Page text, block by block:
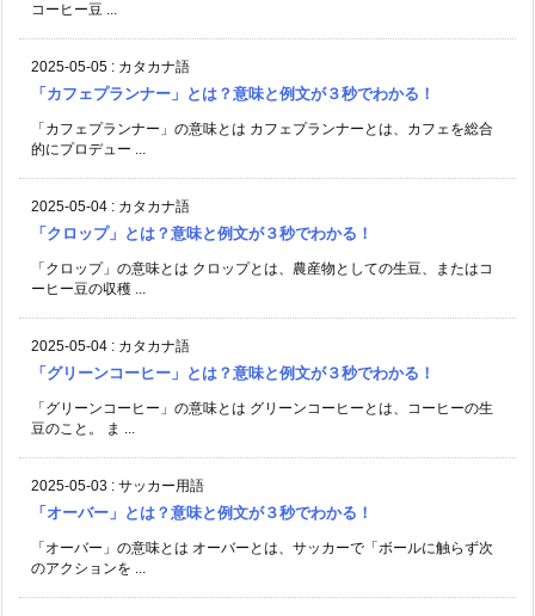
コーヒー豆 ...
2025-05-05 : カタカナ語
「カフェプランナー」とは？意味と例文が３秒でわかる！
「カフェプランナー」の意味とは カフェプランナーとは、カフェを総合
的にプロデュー ...
2025-05-04 : カタカナ語
「クロップ」とは？意味と例文が３秒でわかる！
「クロップ」の意味とは クロップとは、農産物としての生豆、またはコ
ーヒー豆の収穫 ...
2025-05-04 : カタカナ語
「グリーンコーヒー」とは？意味と例文が３秒でわかる！
「グリーンコーヒー」の意味とは グリーンコーヒーとは、コーヒーの生
豆のこと。 ま ...
2025-05-03 : サッカー用語
「オーバー」とは？意味と例文が３秒でわかる！
「オーバー」の意味とは オーバーとは、サッカーで「ボールに触らず次
のアクションを ...